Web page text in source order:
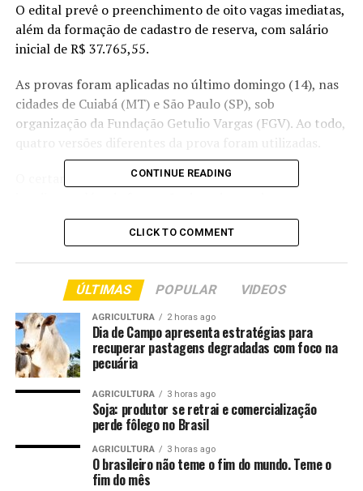
O edital prevê o preenchimento de oito vagas imediatas,
além da formação de cadastro de reserva, com salário
inicial de R$ 37.765,55.
As provas foram aplicadas no último domingo (14), nas
cidades de Cuiabá (MT) e São Paulo (SP), sob
organização da Fundação Getulio Vargas (FGV). Ao todo,
quatro versões diferentes da prova foram utilizadas.
O certame prevê o preenchimento de oito vagas
Conforme previsto em edital, 10% das vagas são
reservadas a pessoas com deficiência e 20% a candidatos
diretrizes do Conselho Nacional do Ministério Público
(CNMP).
O concurso é composto por cinco etapas sucessivas:
prova objetiva preambular, provas discursivas, inscrição
definitiva, prova oral e avaliação de títulos. As provas
discursivas estão previstas para os dias 16 e 17 de agosto
de 2026, em dois turnos, exclusivamente na capital
mato-grossense. Todas as fases do concurso serão
organizadas e executadas pela FGV.
CONTINUE READING
CLICK TO COMMENT
ÚLTIMAS POPULAR VIDEOS
AGRICULTURA 2 horas ago
Dia de Campo apresenta estratégias para
recuperar pastagens degradadas com foco na
pecuária
AGRICULTURA 3 horas ago
Soja: produtor se retrai e comercialização
perde fôlego no Brasil
AGRICULTURA 3 horas ago
O brasileiro não teme o fim do mundo. Teme o
fim do mês